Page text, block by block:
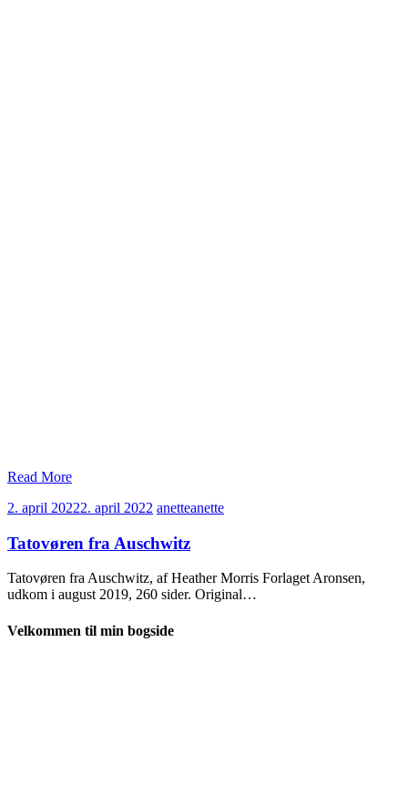
Read More
2. april 20222. april 2022 anetteanette
Tatovøren fra Auschwitz
Tatovøren fra Auschwitz, af Heather Morris Forlaget Aronsen,
udkom i august 2019, 260 sider. Original…
Velkommen til min bogside